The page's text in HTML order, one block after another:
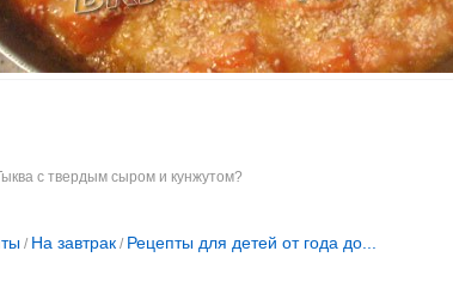
с твердым сыром и кунжутом?
/ На завтрак / Рецепты для детей от года до...